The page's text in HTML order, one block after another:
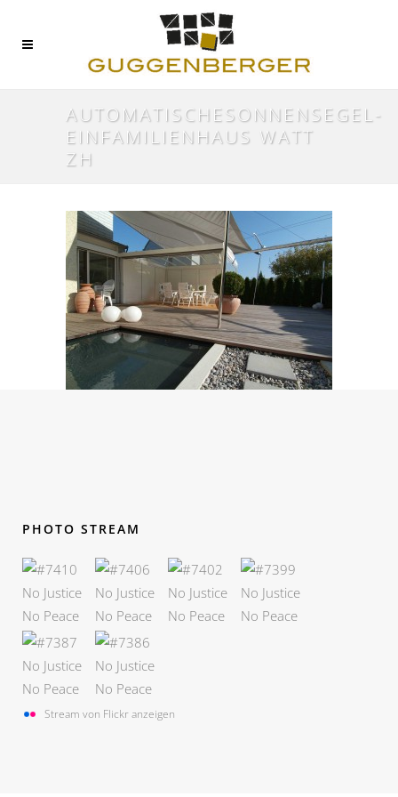
AUTOMATISCHESONNENSEGEL-
EINFAMILIENHAUS WATT
ZH
PHOTO STREAM
Stream von Flickr anzeigen